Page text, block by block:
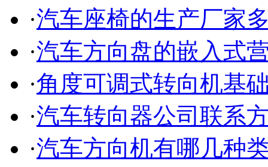
·汽车座椅的生产厂家
·汽车方向盘的嵌入式
·角度可调式转向机基
·汽车转向器公司联系
·汽车方向机有哪几种